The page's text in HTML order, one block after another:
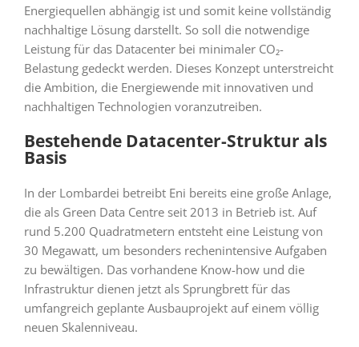
Energiequellen abhängig ist und somit keine vollständig
nachhaltige Lösung darstellt. So soll die notwendige
Leistung für das Datacenter bei minimaler CO₂-
Belastung gedeckt werden. Dieses Konzept unterstreicht
die Ambition, die Energiewende mit innovativen und
nachhaltigen Technologien voranzutreiben.
Bestehende Datacenter-Struktur als
Basis
In der Lombardei betreibt Eni bereits eine große Anlage,
die als Green Data Centre seit 2013 in Betrieb ist. Auf
rund 5.200 Quadratmetern entsteht eine Leistung von
30 Megawatt, um besonders rechenintensive Aufgaben
zu bewältigen. Das vorhandene Know-how und die
Infrastruktur dienen jetzt als Sprungbrett für das
umfangreich geplante Ausbauprojekt auf einem völlig
neuen Skalenniveau.